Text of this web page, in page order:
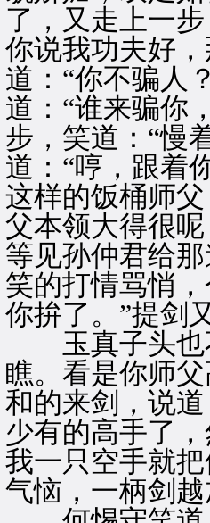
了，又走上一
你说我功夫好
道：“你不骗人
道：“谁来骗你
步，笑道：“慢
道：“哼，跟着
这样的饭桶师
父本领大得很
等见孙仲君给
笑的打情骂悄
你拚了。”提剑
玉真子头也
瞧。看是你师
和的来剑，说
少有的高手了
我一只空手就
气恼，一柄剑